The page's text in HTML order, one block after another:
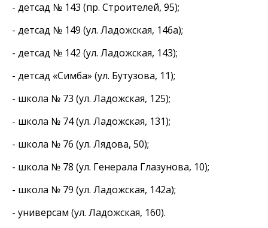
- детсад № 143 (пр. Строителей, 95);
- детсад № 149 (ул. Ладожская, 146а);
- детсад № 142 (ул. Ладожская, 143);
- детсад «Симба» (ул. Бутузова, 11);
- школа № 73 (ул. Ладожская, 125);
- школа № 74 (ул. Ладожская, 131);
- школа № 76 (ул. Лядова, 50);
- школа № 78 (ул. Генерала Глазунова, 10);
- школа № 79 (ул. Ладожская, 142а);
- универсам (ул. Ладожская, 160).